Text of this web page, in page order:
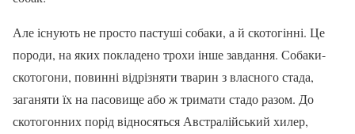
Але існують не просто пастуші собаки, а й скотогінні. Це
породи, на яких покладено трохи інше завдання. Собаки-
скотогони, повинні відрізняти тварин з власного стада,
заганяти їх на пасовище або ж тримати стадо разом. До
скотогонних порід відносяться Австралійський хилер,